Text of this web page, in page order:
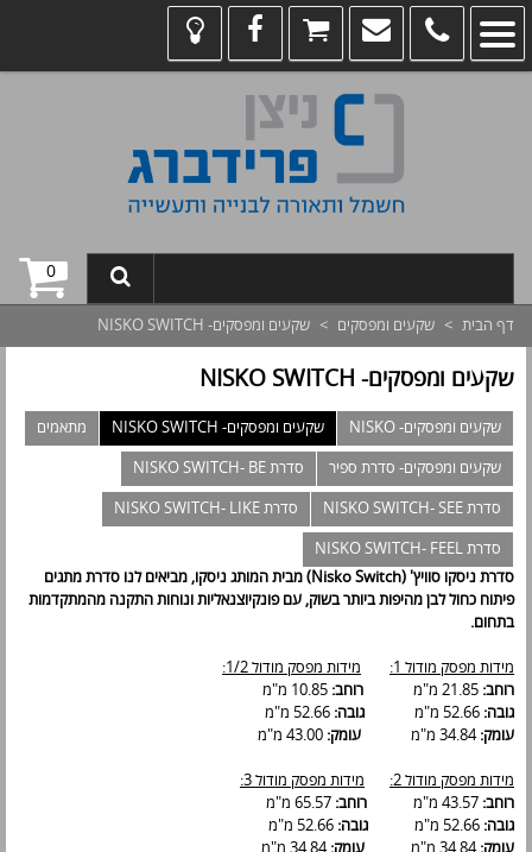
0
דף הבית > שקעים ומפסקים > שקעים ומפסקים- NISKO SWITCH
שקעים ומפסקים- NISKO SWITCH
שקעים ומפסקים- NISKO שקעים ומפסקים- NISKO SWITCH מתאמים
שקעים ומפסקים- סדרת ספיר סדרת NISKO SWITCH- BE
סדרת NISKO SWITCH- SEE סדרת NISKO SWITCH- LIKE
סדרת NISKO SWITCH- FEEL
סדרת ניסקו סוויץ' (Nisko Switch) מבית המותג ניסקו, מביאים לנו סדרת מתגים
פיתוח כחול לבן מהיפות ביותר בשוק, עם פונקיוצנאליות ונוחות התקנה מהמתקדמות
בתחום.
מידות מפסק מודול 1 :
מידות מפסק מודול 1/2:
רוחב:
רוחב:
גובה: 52.66 מ"מ גובה: 52.66 מ"מ
עומק:34.84 מ"מ עומק: 43.00 מ"מ
מידות מפסק מודול 2 : מידות מפסק מודול 3
:
רוחב:
רוחב:
גובה: 52.66 מ"מ גובה: 52.66 מ"מ